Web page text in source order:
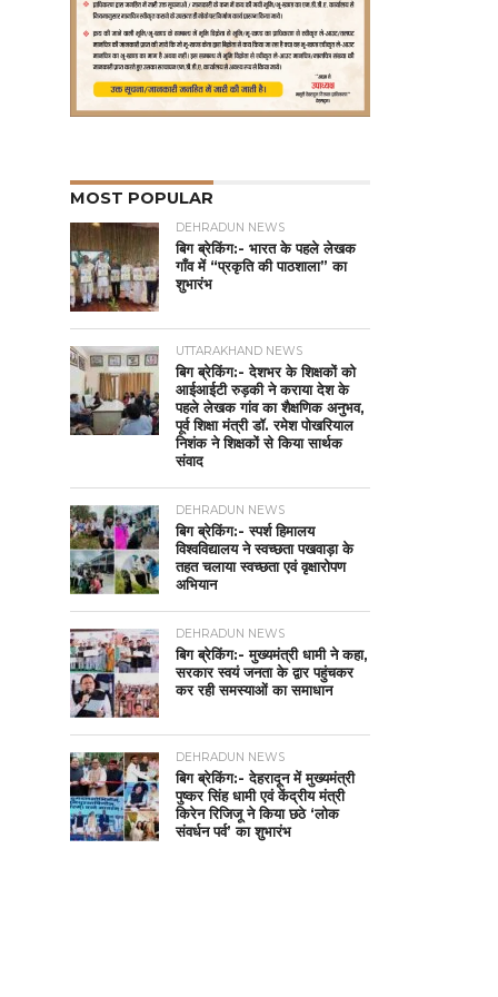
MOST POPULAR
DEHRADUN NEWS
बिग ब्रेकिंग:- भारत के पहले लेखक
गाँव में “प्रकृति की पाठशाला” का
शुभारंभ
UTTARAKHAND NEWS
बिग ब्रेकिंग:- देशभर के शिक्षकों को
आईआईटी रुड़की ने कराया देश के
पहले लेखक गांव का शैक्षणिक अनुभव,
पूर्व शिक्षा मंत्री डॉ. रमेश पोखरियाल
निशंक ने शिक्षकों से किया सार्थक
संवाद
DEHRADUN NEWS
बिग ब्रेकिंग:- स्पर्श हिमालय
विश्वविद्यालय ने स्वच्छता पखवाड़ा के
तहत चलाया स्वच्छता एवं वृक्षारोपण
अभियान
DEHRADUN NEWS
बिग ब्रेकिंग:- मुख्यमंत्री धामी ने कहा,
सरकार स्वयं जनता के द्वार पहुंचकर
कर रही समस्याओं का समाधान
DEHRADUN NEWS
बिग ब्रेकिंग:- देहरादून में मुख्यमंत्री
पुष्कर सिंह धामी एवं केंद्रीय मंत्री
किरेन रिजिजू ने किया छठे ‘लोक
संवर्धन पर्व’ का शुभारंभ